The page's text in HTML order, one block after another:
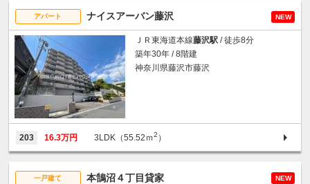
アパート ナイスアーバン藤沢 NEW
ＪＲ東海道本線藤沢駅 / 徒歩8分
築年30年 / 8階建
神奈川県藤沢市藤沢
203 16.3万円 3LDK（55.52ｍ2 ）
一戸建て 本鵠沼４丁目貸家 NEW